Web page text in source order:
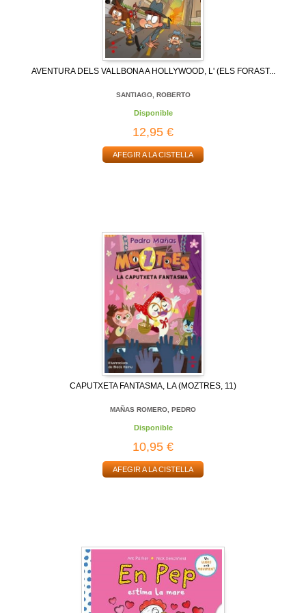
AVENTURA DELS VALLBONA A HOLLYWOOD, L' (ELS FORAST...
SANTIAGO, ROBERTO
Disponible
12,95 €
AFEGIR A LA CISTELLA
CAPUTXETA FANTASMA, LA (MOZTRES, 11)
MAÑAS ROMERO, PEDRO
Disponible
10,95 €
AFEGIR A LA CISTELLA